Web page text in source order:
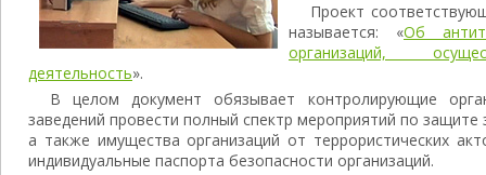
Проект
называется: «Об
организаций,
деятельность».
В целом документ обязывает контролирующие
заведений провести полный спектр мероприятий по защите
а также имущества организаций от террористических
индивидуальные паспорта безопасности организаций.